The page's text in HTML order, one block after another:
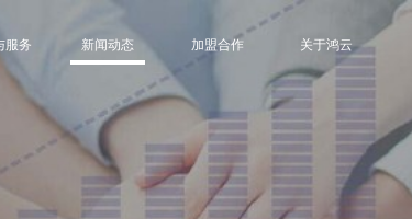
服务 新闻动态 加盟合作 关于鸿云